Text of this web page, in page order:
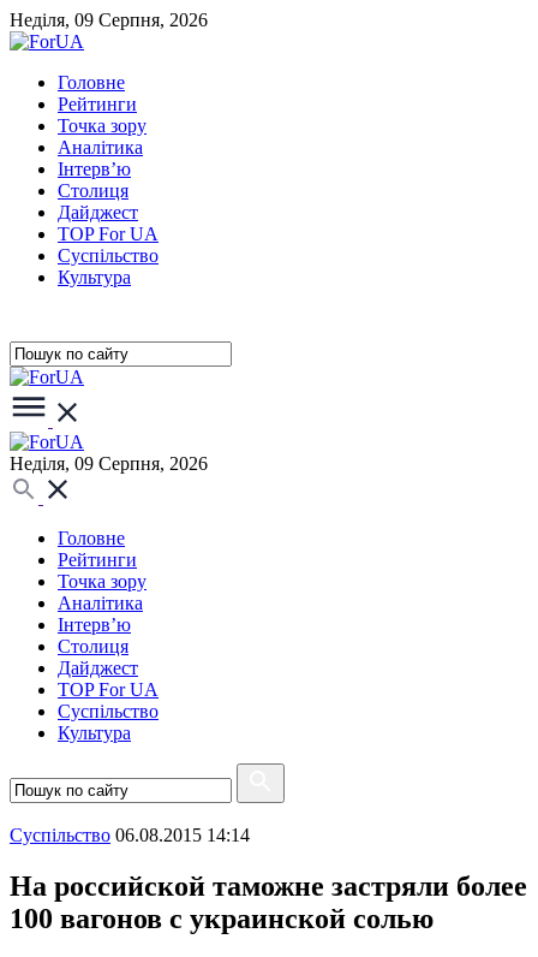
Неділя, 09 Серпня, 2026
Головне
Рейтинги
Точка зору
Аналітика
Інтерв’ю
Столиця
Дайджест
TOP For UA
Суспiльство
Культура
Неділя, 09 Серпня, 2026
Головне
Рейтинги
Точка зору
Аналітика
Інтерв’ю
Столиця
Дайджест
TOP For UA
Суспiльство
Культура
Суспiльство 06.08.2015 14:14
На российской таможне застряли более
100 вагонов с украинской солью